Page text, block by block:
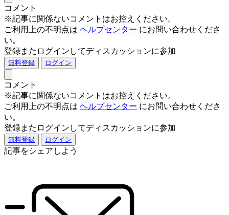
コメント
※記事に関係ないコメントはお控えください。
ご利用上の不明点は ヘルプセンター にお問い合わせくださ
い。
登録またログインしてディスカッションに参加
無料登録 ログイン
コメント
※記事に関係ないコメントはお控えください。
ご利用上の不明点は ヘルプセンター にお問い合わせくださ
い。
登録またログインしてディスカッションに参加
無料登録 ログイン
記事をシェアしよう